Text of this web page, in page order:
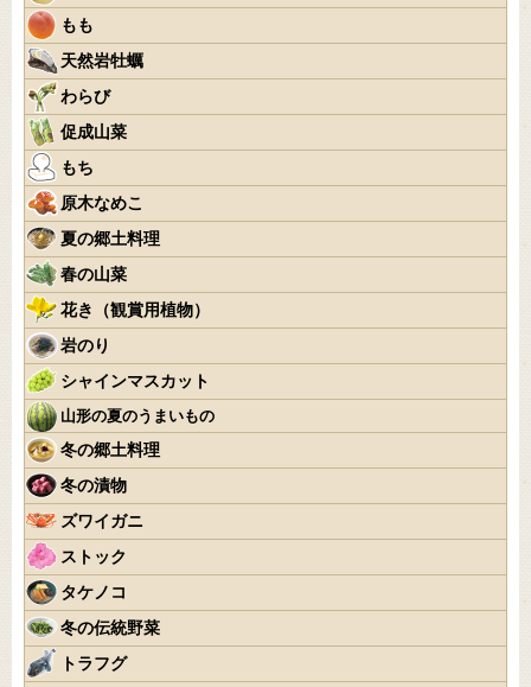
もも
天然岩牡蠣
わらび
促成山菜
もち
原木なめこ
夏の郷土料理
春の山菜
花き（観賞用植物）
岩のり
シャインマスカット
山形の夏のうまいもの
冬の郷土料理
冬の漬物
ズワイガニ
ストック
タケノコ
冬の伝統野菜
トラフグ